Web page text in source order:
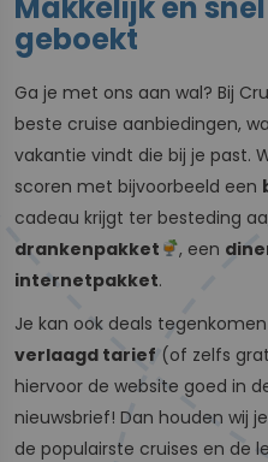
geboekt
Ga je met ons aan wal? Bij
beste cruise aanbiedingen,
vakantie vindt die bij je past.
scoren met bijvoorbeeld een
cadeau krijgt ter besteding
drankenpakket
, een
internetpakket.
Je kan ook deals
verlaagd tarief (of zelfs
hiervoor de website goed in
nieuwsbrief! Dan houden wij
de populairste cruises en de